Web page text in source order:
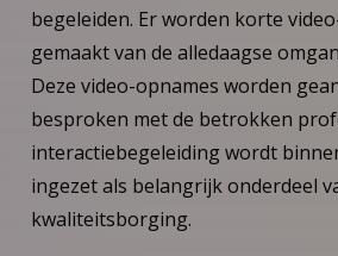
begeleiden. Er worden korte
gemaakt van de alledaagse
Deze video-opnames worden
besproken met de betrokken
interactiebegeleiding wordt
ingezet als belangrijk onderdeel
kwaliteitsborging.